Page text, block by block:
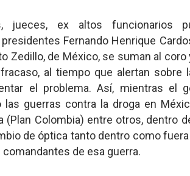
jueces, ex altos funcionarios
Fernando Henrique
Zedillo, de México, se suman al
al tiempo que alertan sobre
el problema. Así, mientras el
las guerras contra la droga en
(Plan Colombia) entre otros, dentro
de óptica tanto dentro como
de esa guerra.